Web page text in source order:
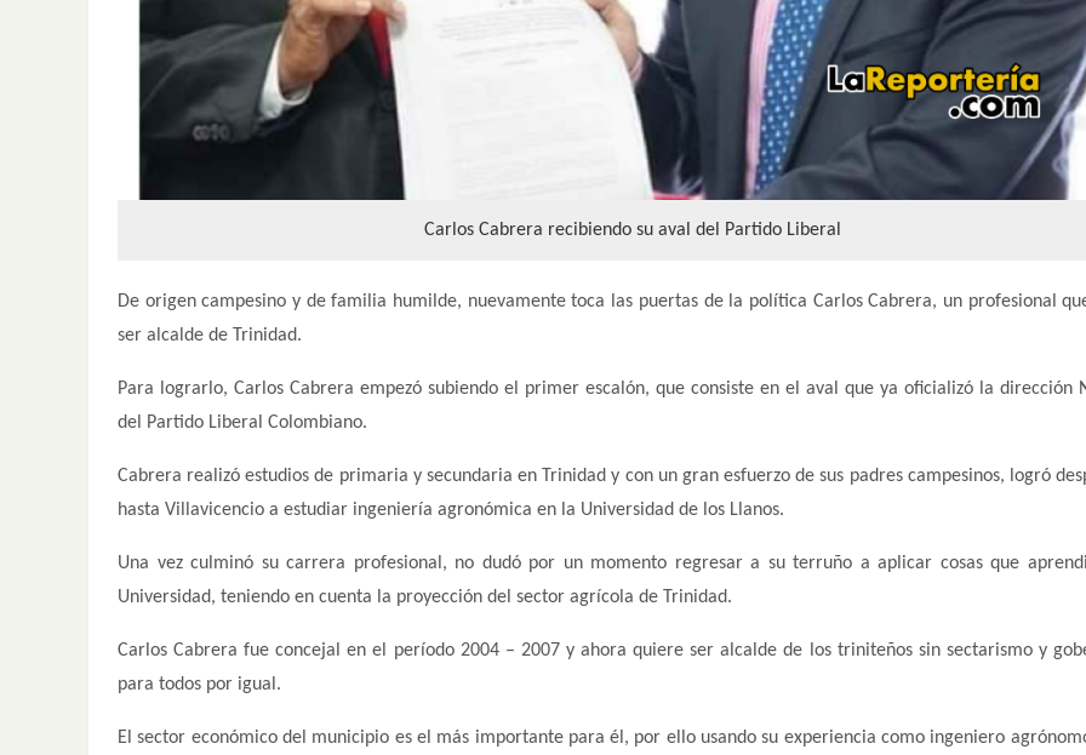
Carlos Cabrera recibiendo su aval del Partido Liberal
De origen campesino y de familia humilde, nuevamente toca las puertas de la política Carlos Cabrera, un profesional
ser alcalde de Trinidad.
Para lograrlo, Carlos Cabrera empezó subiendo el primer escalón, que consiste en el aval que ya oficializó la dirección
del Partido Liberal Colombiano.
Cabrera realizó estudios de primaria y secundaria en Trinidad y con un gran esfuerzo de sus padres campesinos, logró
hasta Villavicencio a estudiar ingeniería agronómica en la Universidad de los Llanos.
Una vez culminó su carrera profesional, no dudó por un momento regresar a su terruño a aplicar cosas que
Universidad, teniendo en cuenta la proyección del sector agrícola de Trinidad.
Carlos Cabrera fue concejal en el período 2004 – 2007 y ahora quiere ser alcalde de los triniteños sin sectarismo y
para todos por igual.
El sector económico del municipio es el más importante para él, por ello usando su experiencia como ingeniero